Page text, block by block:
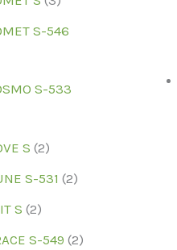
S-546
S-533
S (2)
S-531 (2)
S (2)
S-549 (2)